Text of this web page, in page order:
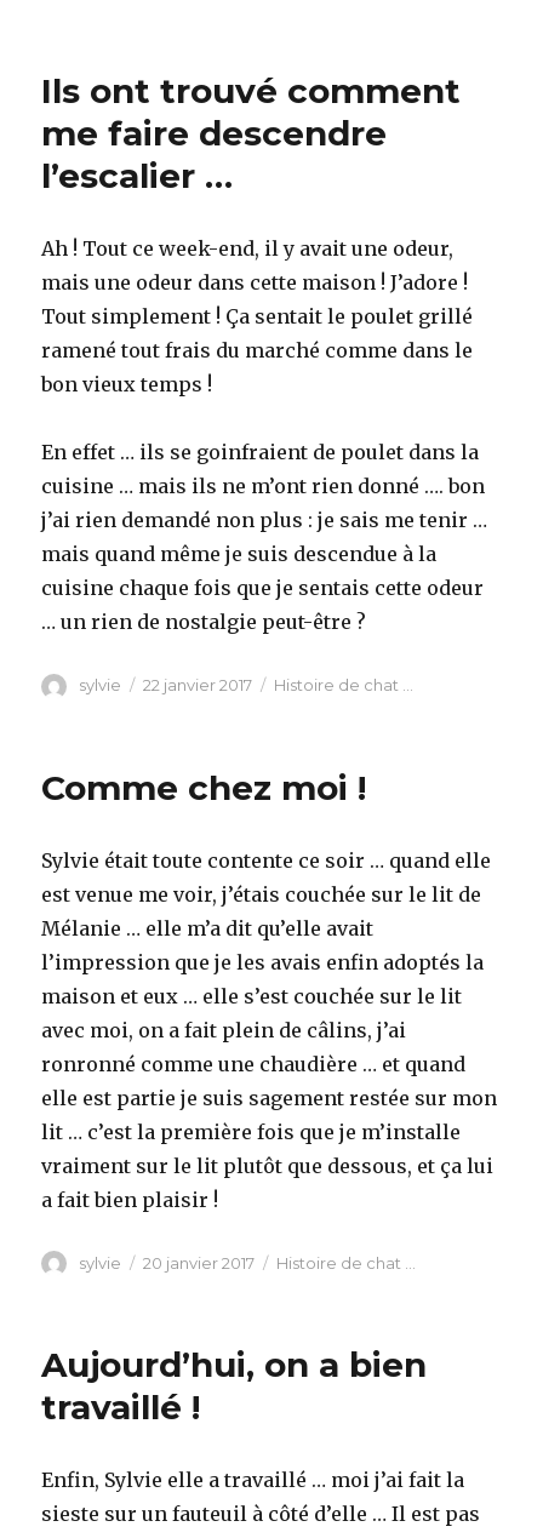
…
mais
j’y
comprends
que
Ils ont trouvé comment
me faire descendre
l’escalier …
Ah ! Tout ce week-end, il y avait une odeur,
mais une odeur dans cette maison ! J’adore !
Tout simplement ! Ça sentait le poulet grillé
ramené tout frais du marché comme dans le
bon vieux temps !
En effet … ils se goinfraient de poulet dans la
cuisine … mais ils ne m’ont rien donné …. bon
j’ai rien demandé non plus : je sais me tenir …
mais quand même je suis descendue à la
cuisine chaque fois que je sentais cette odeur
… un rien de nostalgie peut-être ?
Auteur
sylvie
Publié
22 janvier 2017 Catégories
Histoire de chat ...
Comme chez moi !
Sylvie était toute contente ce soir … quand elle
est venue me voir, j’étais couchée sur le lit de
Mélanie … elle m’a dit qu’elle avait
l’impression que je les avais enfin adoptés la
maison et eux … elle s’est couchée sur le lit
avec moi, on a fait plein de câlins, j’ai
ronronné comme une chaudière … et quand
elle est partie je suis sagement restée sur mon
lit … c’est la première fois que je m’installe
vraiment sur le lit plutôt que dessous, et ça lui
a fait bien plaisir !
Auteur
sylvie
Publié
20 janvier 2017 Catégories
Histoire de chat ...
Aujourd’hui, on a bien
travaillé !
Enfin, Sylvie elle a travaillé … moi j’ai fait la
sieste sur un fauteuil à côté d’elle … Il est pas